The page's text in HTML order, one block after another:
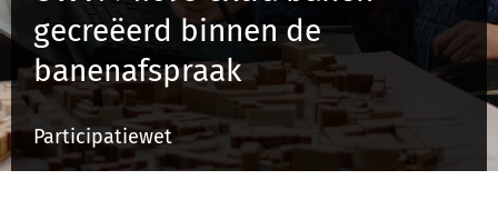
Inloggen
Registreren
gecreëerd binnen de
banenafspraak
Participatiewet